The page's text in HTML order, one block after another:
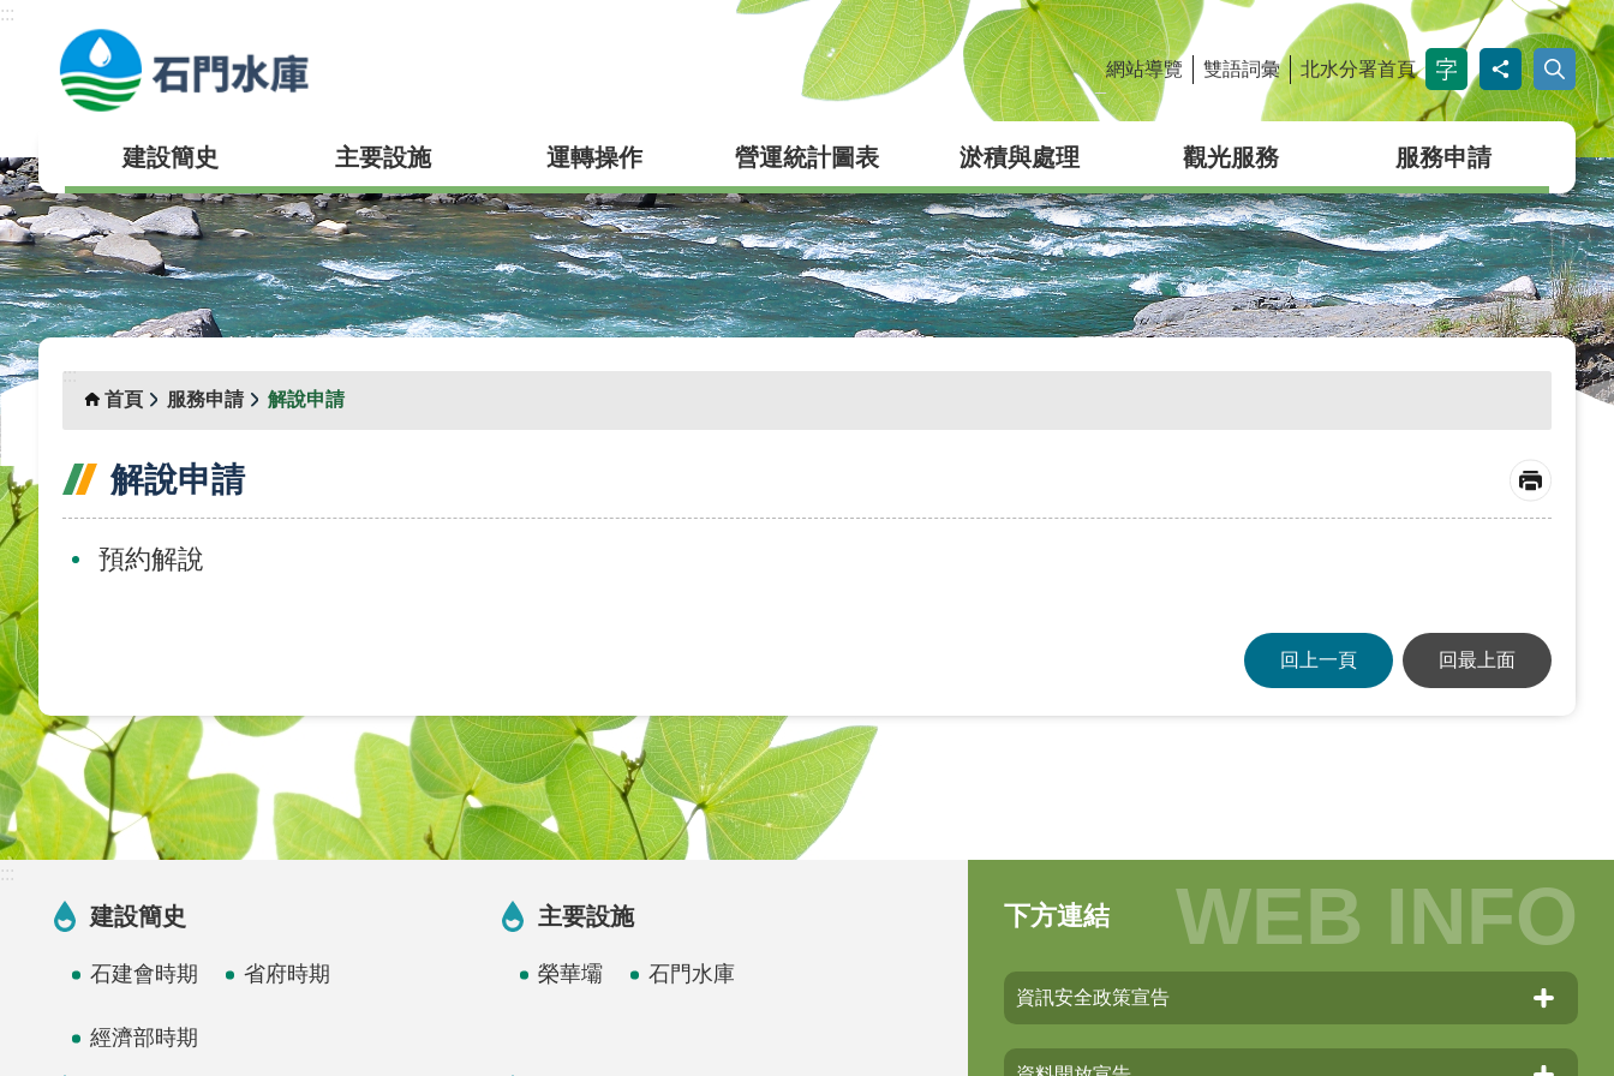
跳到主要內容區塊
:::
_
網站導覽 雙語詞彙 北水分署首頁
建設簡史 主要設施 運轉操作 營運統計圖表 淤積與處理 觀光服務 服務申請
:::
首頁
服務申請 解說申請
解說申請
預約解說
回上一頁 回最上面
:::
建設簡史
石建會時期 省府時期
經濟部時期
主要設施
榮華壩 石門水庫
下方連結
資訊安全政策宣告